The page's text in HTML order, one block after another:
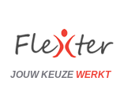
JOUW KEUZE WERKT